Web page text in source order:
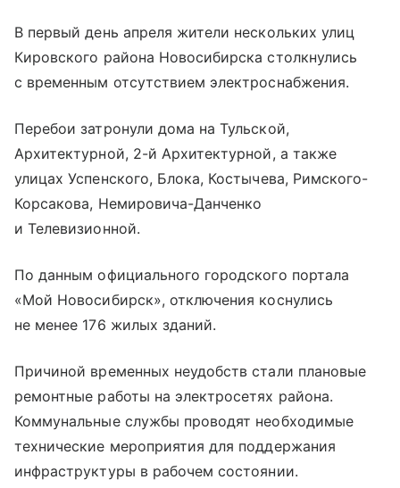
В первый день апреля жители нескольких улиц
Кировского района Новосибирска столкнулись
с временным отсутствием электроснабжения.
Перебои затронули дома на Тульской,
Архитектурной, 2-й Архитектурной, а также
улицах Успенского, Блока, Костычева, Римского-
Корсакова, Немировича-Данченко
и Телевизионной.
По данным официального городского портала
«Мой Новосибирск», отключения коснулись
не менее 176 жилых зданий.
Причиной временных неудобств стали плановые
ремонтные работы на электросетях района.
Коммунальные службы проводят необходимые
технические мероприятия для поддержания
инфраструктуры в рабочем состоянии.